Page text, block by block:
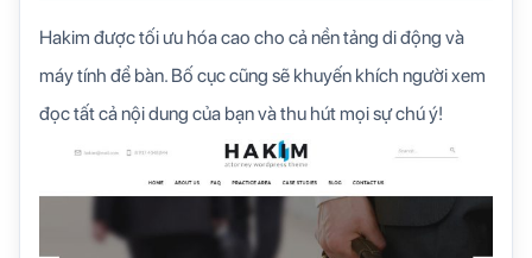
Hakim được tối ưu hóa cao cho cả nền tảng di động và
máy tính để bàn. Bố cục cũng sẽ khuyến khích người xem
đọc tất cả nội dung của bạn và thu hút mọi sự chú ý!